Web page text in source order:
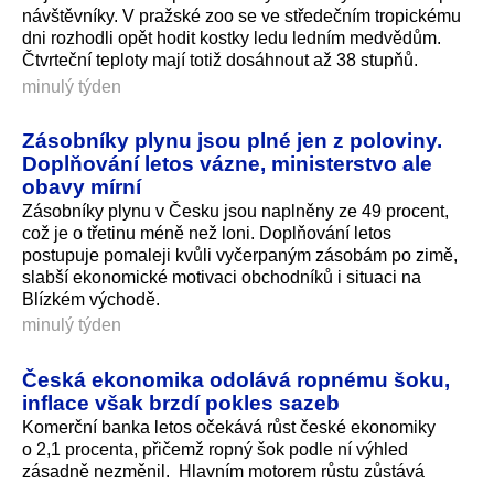
návštěvníky. V pražské zoo se ve středečním tropickému
dni rozhodli opět hodit kostky ledu ledním medvědům.
Čtvrteční teploty mají totiž dosáhnout až 38 stupňů.
minulý týden
Zásobníky plynu jsou plné jen z poloviny.
Doplňování letos vázne, ministerstvo ale
obavy mírní
Zásobníky plynu v Česku jsou naplněny ze 49 procent,
což je o třetinu méně než loni. Doplňování letos
postupuje pomaleji kvůli vyčerpaným zásobám po zimě,
slabší ekonomické motivaci obchodníků i situaci na
Blízkém východě.
minulý týden
Česká ekonomika odolává ropnému šoku,
inflace však brzdí pokles sazeb
Komerční banka letos očekává růst české ekonomiky
o 2,1 procenta, přičemž ropný šok podle ní výhled
zásadně nezměnil. Hlavním motorem růstu zůstává